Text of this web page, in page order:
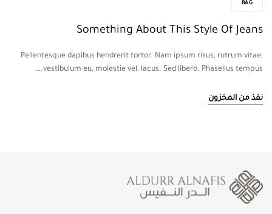
BAG
Something About This Style Of Jeans
Pellentesque dapibus hendrerit tortor. Nam ipsum risus, rutrum vitae,
vestibulum eu, molestie vel, lacus. Sed libero. Phasellus tempus.…
نفذ من المخزون